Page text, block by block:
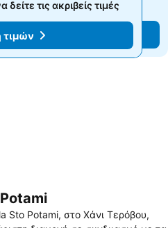
τις ακριβείς τιμές
τιμών
τις ακριβείς τιμές
τιμών
Sto Potami, στο Χάνι Τερόβου,